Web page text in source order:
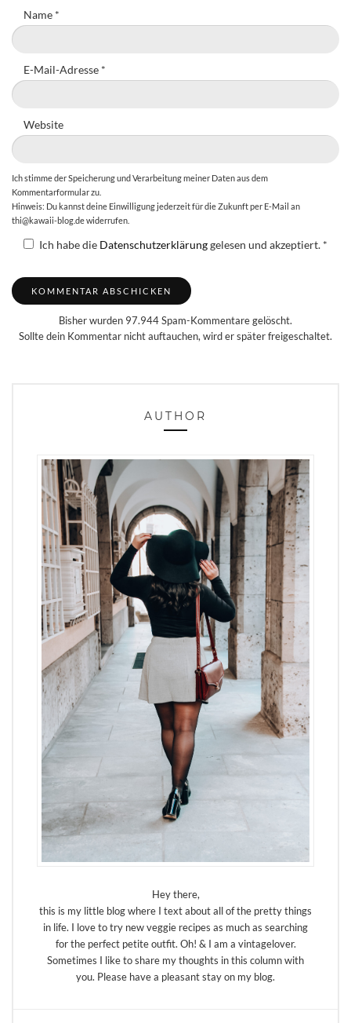
Name *
E-Mail-Adresse *
Website
Ich stimme der Speicherung und Verarbeitung meiner Daten aus dem
Kommentarformular zu.
Hinweis: Du kannst deine Einwilligung jederzeit für die Zukunft per E-Mail an
thi@kawaii-blog.de widerrufen.
Ich habe die Datenschutzerklärunggelesen und akzeptiert. *
Bisher wurden 97.944 Spam-Kommentare gelöscht.
Sollte dein Kommentar nicht auftauchen, wird er später freigeschaltet.
AUTHOR
Hey there,
this is my little blog where I text about all of the pretty things
in life. I love to try new veggie recipes as much as searching
for the perfect petite outfit. Oh! & I am a vintagelover.
Sometimes I like to share my thoughts in this column with
you. Please have a pleasant stay on my blog.